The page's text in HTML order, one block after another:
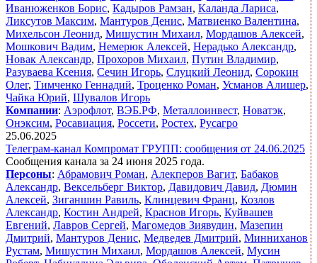
Иванюженков Борис, Кадыров Рамзан, Каланда Лариса,
Ликсутов Максим, Мантуров Денис, Матвиенко Валентина,
Михельсон Леонид, Мишустин Михаил, Мордашов Алексей,
Мошкович Вадим, Немерюк Алексей, Нерадько Александр,
Новак Александр, Прохоров Михаил, Путин Владимир,
Разуваева Ксения, Сечин Игорь, Слуцкий Леонид, Сорокин
Олег, Тимченко Геннадий, Троценко Роман, Усманов Алишер,
Чайка Юрий, Шувалов Игорь
Компании: Аэрофлот, ВЭБ.РФ, Металлоинвест, Новатэк,
Онэксим, Росавиация, Россети, Ростех, Русагро
25.06.2025
Телеграм-канал Компромат ГРУПП: сообщения от 24.06.2025
Сообщения канала за 24 июня 2025 года.
Персоны: Абрамович Роман, Алекперов Вагит, Бабаков
Александр, Вексельберг Виктор, Давидович Давид, Дюмин
Алексей, Зиганшин Равиль, Клинцевич Франц, Козлов
Александр, Костин Андрей, Краснов Игорь, Куйвашев
Евгений, Лавров Сергей, Магомедов Зиявудин, Мазепин
Дмитрий, Мантуров Денис, Медведев Дмитрий, Минниханов
Рустам, Мишустин Михаил, Мордашов Алексей, Мусин